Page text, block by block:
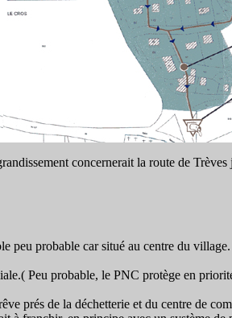
concernerait la route de
peu probable car situé au centre du village.
Peu probable, le PNC protège en
prés de la déchetterie et du centre de